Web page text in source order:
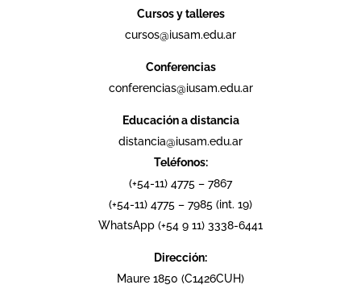
Cursos y talleres
cursos@iusam.edu.ar
Conferencias
conferencias@iusam.edu.ar
Educación a distancia
distancia@iusam.edu.ar
Teléfonos:
(+54-11) 4775 – 7867
(+54-11) 4775 – 7985 (int. 19)
WhatsApp (+54 9 11) 3338-6441
Dirección:
Maure 1850 (C1426CUH)